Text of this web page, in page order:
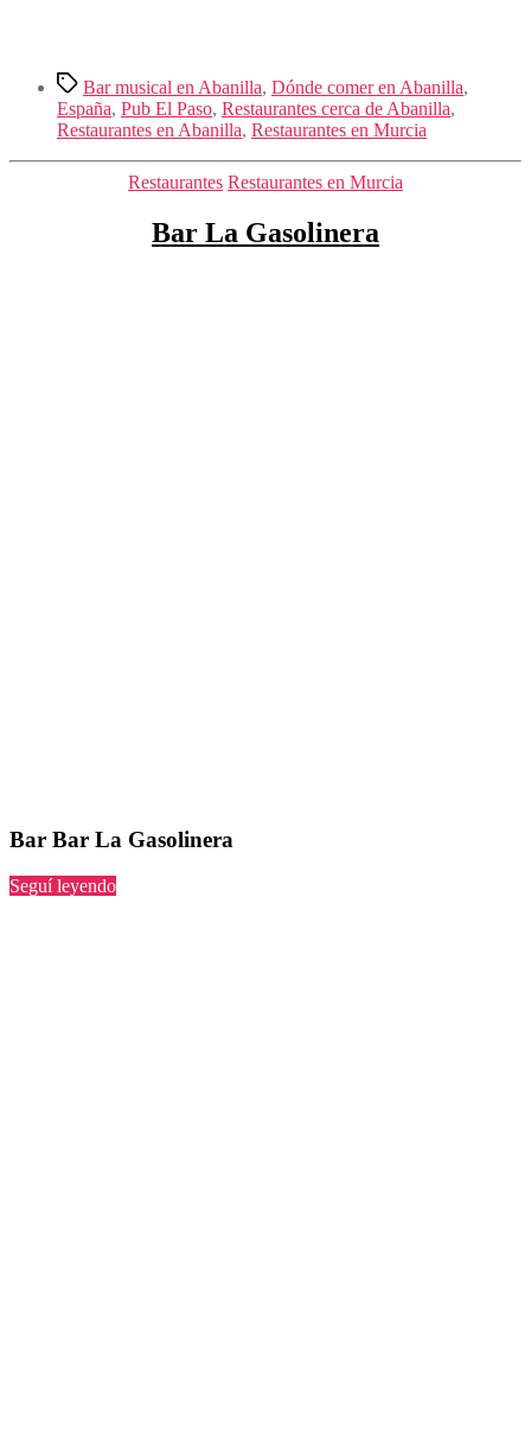
Etiquetas
Bar musical en Abanilla, Dónde comer en Abanilla,
España, Pub El Paso, Restaurantes cerca de Abanilla,
Restaurantes en Abanilla, Restaurantes en Murcia
Categorías
Restaurantes Restaurantes en Murcia
Bar La Gasolinera
Bar Bar La Gasolinera
Seguí leyendo“Bar